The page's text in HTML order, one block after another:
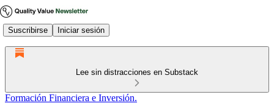
Suscribirse Iniciar sesión
Lee sin distracciones en Substack
Formación Financiera e Inversión.